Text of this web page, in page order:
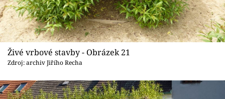
Živé vrbové stavby - Obrázek 21
Zdroj: archiv Jiřího Recha